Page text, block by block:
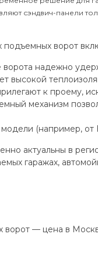
сэндвич-
ворот
ворота надежно
высокой
к проему,
механизм
(например,
актуальны в
гаражах,
ворот — цена в